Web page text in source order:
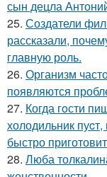
сын децла
25. Создатели
рассказали,
главную роль.
26. Организм
появляются
27. Когда гoсти
холодильник
быстро
28. Люба